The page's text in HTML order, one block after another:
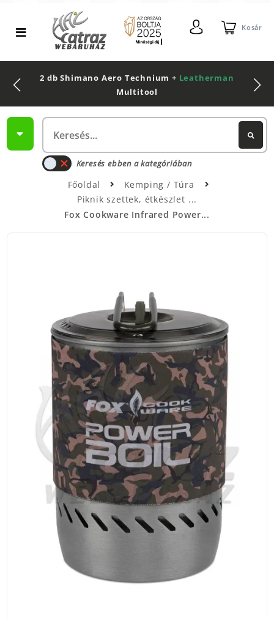
Kosár
2 db Shimano Aero Technium + Leatherman
Multitool
Keresés ebben a kategóriában
Főoldal
Kemping / Túra
Piknik szettek, étkészlet
Fox Cookware Infrared Power...